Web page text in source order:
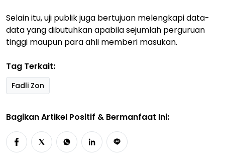
Selain itu, uji publik juga bertujuan melengkapi data-
data yang dibutuhkan apabila sejumlah perguruan
tinggi maupun para ahli memberi masukan.
Tag Terkait:
Fadli Zon
Bagikan Artikel Positif & Bermanfaat Ini: